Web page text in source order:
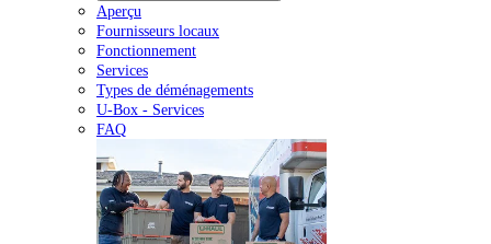
Aperçu
Fournisseurs locaux
Fonctionnement
Services
Types de déménagements
U-Box - Services
FAQ